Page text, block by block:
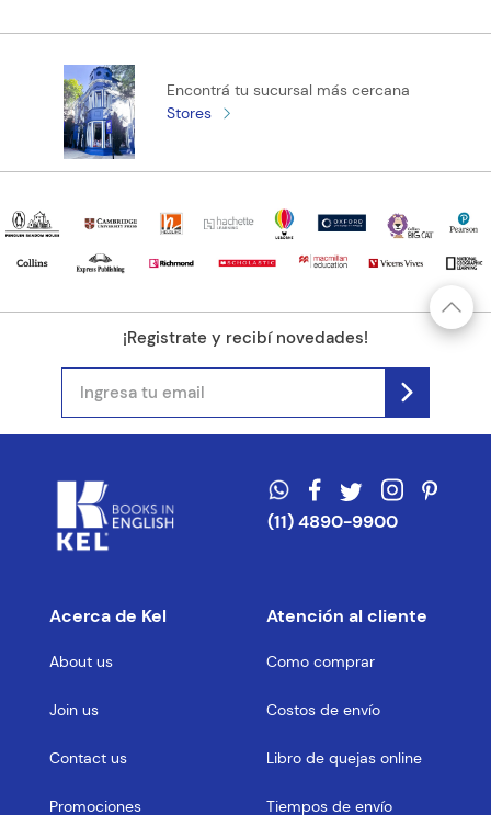
Encontrá tu sucursal más cercana
Stores
¡Registrate y recibí novedades!
(11) 4890-9900
Acerca de Kel
About us
Join us
Contact us
Promociones
Atención al cliente
Como comprar
Costos de envío
Libro de quejas online
Tiempos de envío